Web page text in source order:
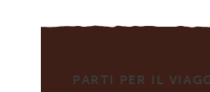
PARTI PER IL